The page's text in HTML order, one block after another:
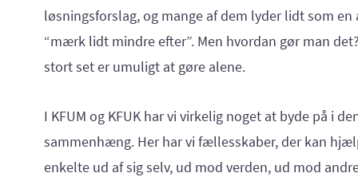
løsningsforslag, og mange af dem lyder lidt som en
“mærk lidt mindre efter”. Men hvordan gør man
stort set er umuligt at gøre alene.
I KFUM og KFUK har vi virkelig noget at byde på i
sammenhæng. Her har vi fællesskaber, der kan
enkelte ud af sig selv, ud mod verden, ud mod